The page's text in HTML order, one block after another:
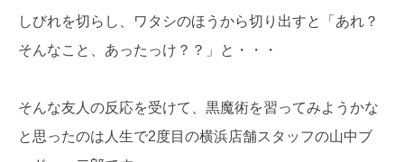
しびれを切らし、ワタシのほうから切り出すと「あれ？
そんなこと、あったっけ？？」と・・・
そんな友人の反応を受けて、黒魔術を習ってみようかな
と思ったのは人生で2度目の横浜店舗スタッフの山中ブ